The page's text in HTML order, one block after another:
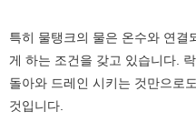
특히 물탱크의 물은 온수와 연결
게 하는 조건을 갖고 있습니다.
돌아와 드레인 시키는 것만으로
것입니다.